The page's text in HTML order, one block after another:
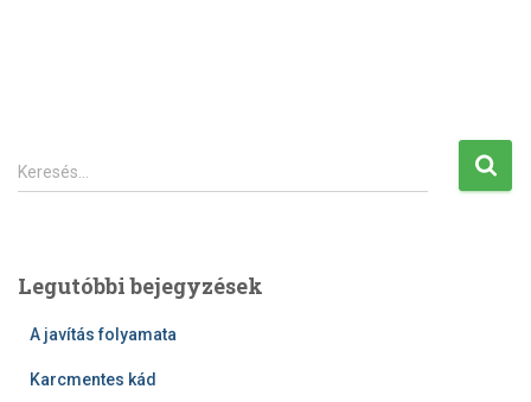
K
e
é
Keresés…
Legutóbbi bejegyzések
A javítás folyamata
Karcmentes kád